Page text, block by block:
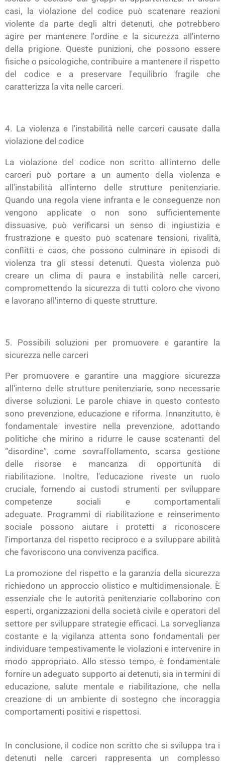
casi, la violazione del codice può scatenare reazioni
violente da parte degli altri detenuti, che potrebbero
agire per mantenere l'ordine e la sicurezza all'interno
della prigione. Queste punizioni, che possono essere
fisiche o psicologiche, contribuire a mantenere il rispetto
del codice e a preservare l'equilibrio fragile che
caratterizza la vita nelle carceri.
4. La violenza e l'instabilità nelle carceri causate dalla
violazione del codice
La violazione del codice non scritto all'interno delle
carceri può portare a un aumento della violenza e
all'instabilità all'interno delle strutture penitenziarie.
Quando una regola viene infranta e le conseguenze non
vengono applicate o non sono sufficientemente
dissuasive, può verificarsi un senso di ingiustizia e
frustrazione e questo può scatenare tensioni, rivalità,
conflitti e caos, che possono culminare in episodi di
violenza tra gli stessi detenuti. Questa violenza può
creare un clima di paura e instabilità nelle carceri,
compromettendo la sicurezza di tutti coloro che vivono
e lavorano all'interno di queste strutture.
5. Possibili soluzioni per promuovere e garantire la
sicurezza nelle carceri
Per promuovere e garantire una maggiore sicurezza
all'interno delle strutture penitenziarie, sono necessarie
diverse soluzioni. Le parole chiave in questo contesto
sono prevenzione, educazione e riforma. Innanzitutto, è
fondamentale investire nella prevenzione, adottando
politiche che mirino a ridurre le cause scatenanti del
“disordine”, come sovraffollamento, scarsa gestione
delle risorse e mancanza di opportunità di
riabilitazione. Inoltre, l'educazione riveste un ruolo
cruciale, fornendo ai custodi strumenti per sviluppare
competenze sociali e comportamentali
adeguate. Programmi di riabilitazione e reinserimento
sociale possono aiutare i protetti a riconoscere
l'importanza del rispetto reciproco e a sviluppare abilità
che favoriscono una convivenza pacifica.
La promozione del rispetto e la garanzia della sicurezza
richiedono un approccio olistico e multidimensionale. È
essenziale che le autorità penitenziarie collaborino con
esperti, organizzazioni della società civile e operatori del
settore per sviluppare strategie efficaci. La sorveglianza
costante e la vigilanza attenta sono fondamentali per
individuare tempestivamente le violazioni e intervenire in
modo appropriato. Allo stesso tempo, è fondamentale
fornire un adeguato supporto ai detenuti, sia in termini di
educazione, salute mentale e riabilitazione, che nella
creazione di un ambiente di sostegno che incoraggia
comportamenti positivi e rispettosi.
In conclusione, il codice non scritto che si sviluppa tra i
detenuti nelle carceri rappresenta un complesso